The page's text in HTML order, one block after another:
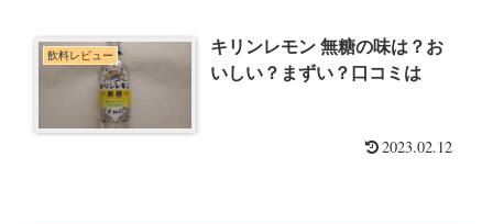
飲料レビュー
キリンレモン 無糖の味は？お
いしい？まずい？口コミは
2023.02.12